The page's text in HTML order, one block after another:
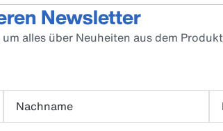
Newsletter
alles über Neuheiten aus dem
Nachname